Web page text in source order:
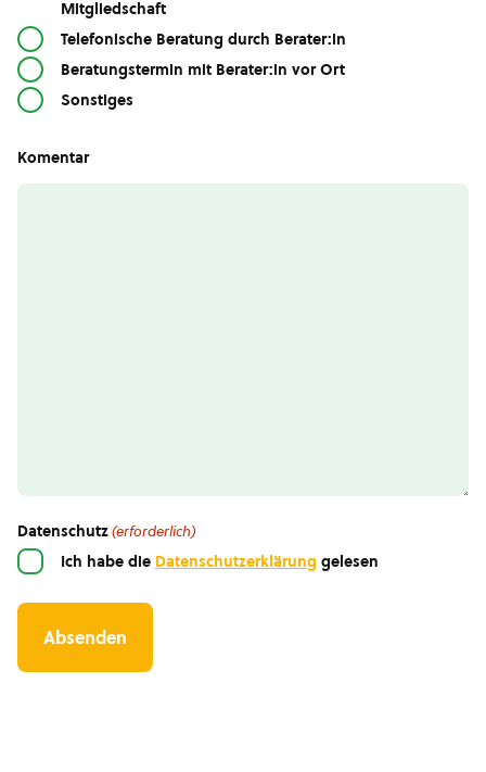
Mitgliedschaft
Telefonische Beratung durch Berater:in
Beratungstermin mit Berater:in vor Ort
Sonstiges
Komentar
Datenschutz(erforderlich)
Ich habe die Datenschutzerklärung gelesen